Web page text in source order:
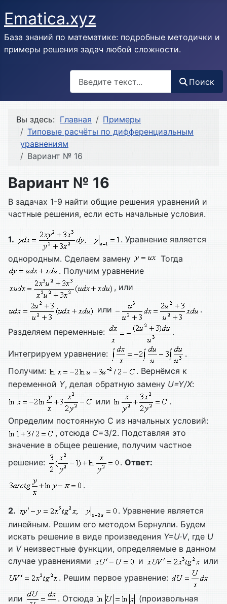
Ematica.xyz
База знаний по математике: подробные методички и
примеры решения задач любой сложности.
Поиск
Вы здесь: Главная
Примеры
Типовые расчёты по дифференциальным
уравнениям
Вариант № 16
Вариант № 16
В задачах 1-9 найти общие решения уравнений и
частные решения, если есть начальные условия.
1.
. Уравнение является
однородным. Сделаем замену
Тогда
. Получим уравнение
, или
или .
Разделяем переменные: .
Интегрируем уравнение:
.
Получим:
. Вернёмся к
переменной Y, делая обратную замену U=Y/X:
или
.
Определим постоянную С из начальных условий:
, отсюда C=3/2. Подставляя это
значение в общее решение, получим частное
решение:
. Ответ:
.
2.
. Уравнение является
линейным. Решим его методом Бернулли. Будем
искать решение в виде произведения Y=U∙V, где U
и Vнеизвестные функции, определяемые в данном
случае уравнениями
и
или
. Решим первое уравнение:
или . Отсюда
(произвольная